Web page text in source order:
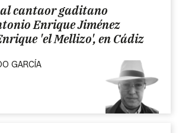
cantaor gaditano
Enrique Jiménez
'el Mellizo', en Cádiz
GARCÍA